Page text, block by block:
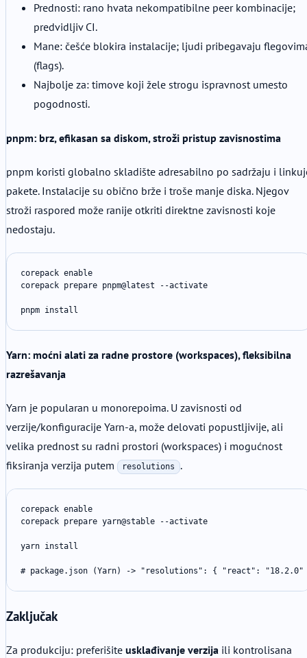
Prednosti: rano hvata nekompatibilne peer kombinacije;
predvidljiv CI.
Mane: češće blokira instalacije; ljudi pribegavaju
(flags).
Najbolje za: timove koji žele strogu ispravnost umesto
pogodnosti.
pnpm: brz, efikasan sa diskom, stroži pristup zavisnostima
pnpm koristi globalno skladište adresabilno po sadržaju i
pakete. Instalacije su obično brže i troše manje diska. Njegov
stroži raspored može ranije otkriti direktne zavisnosti koje
nedostaju.
corepack enable
corepack prepare pnpm@latest --activate
pnpm install
Yarn: moćni alati za radne prostore (workspaces), fleksibilna
razrešavanja
Yarn je popularan u monorepoima. U zavisnosti od
verzije/konfiguracije Yarn-a, može delovati popustljivije, ali
velika prednost su radni prostori (workspaces) i mogućnost
fiksiranja verzija putem
resolutions .
corepack enable
corepack prepare yarn@stable --activate
yarn install
# package.json (Yarn) -> "resolutions": { "react":
Zaključak
Za produkciju: preferišite usklađivanje verzija ili kontrolisana